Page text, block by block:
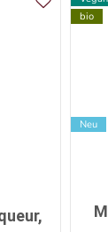
bio
Neu